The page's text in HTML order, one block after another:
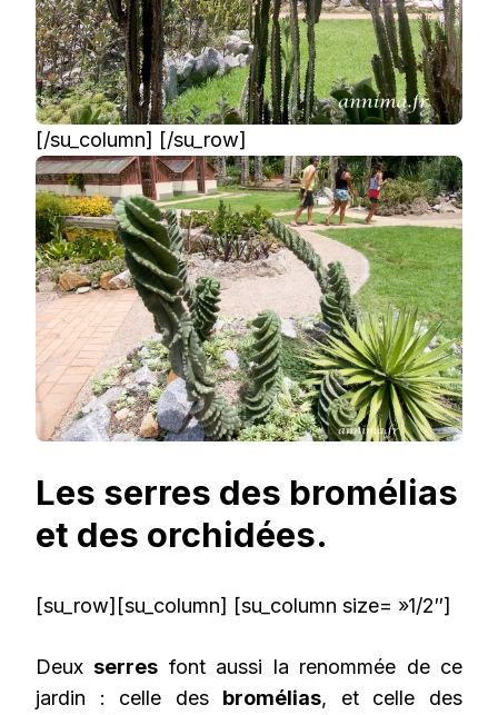
[/su_column] [/su_row]
Les serres des bromélias
et des orchidées.
[su_row][su_column] [su_column size= »1/2″]
Deuxserres font aussi la renommée de ce
jardin : celle des bromélias, et celle des